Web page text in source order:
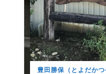
豊田勝保（とよだか